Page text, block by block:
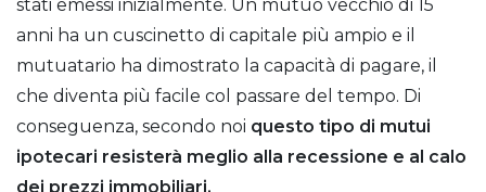
stati emessi inizialmente. Un mutuo vecchio di 15
anni ha un cuscinetto di capitale più ampio e il
mutuatario ha dimostrato la capacità di pagare, il
che diventa più facile col passare del tempo. Di
conseguenza, secondo noi questo tipo di mutui
ipotecari resisterà meglio alla recessione e al calo
dei prezzi immobiliari.